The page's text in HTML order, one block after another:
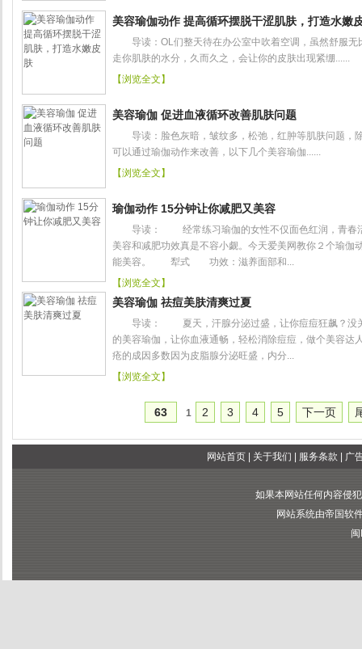
美容瑜伽动作 提高循环摆脱干涩肌肤，打造水嫩
导读：OL们整天待在办公室中吹着空调，虽然舒服无
走你肌肤的水分，久而久之，会让你的皮肤出现紧绷......
【浏览全文】
美容瑜伽 促进血液循环改善肌肤问题
导读：脸色灰暗，皱纹多，松弛，红肿等肌肤问题，
可以通过瑜伽动作来改善，以下几个美容瑜伽......
【浏览全文】
瑜伽动作 15分钟让你减肥又美容
导读： 经常练习瑜伽的女性不仅面色红润，青春活
美容和减肥功效真是不容小觑。今天爱美网教你２个瑜伽
能美容。 犁式 功效：滋养面部和...
【浏览全文】
美容瑜伽 祛痘美肤清爽过夏
导读： 夏天，汗腺分泌过盛，让你痘痘狂飙？没关
的美容瑜伽，让你血液通畅，轻松消除痘痘，做个美
疮的成因多数因为皮脂腺分泌旺盛，内分...
【浏览全文】
63 1 2 3 4 5 下一页
网站首页| 关于我们 服务条款 广
如果本网站任何内容侵
网站系统由帝国软